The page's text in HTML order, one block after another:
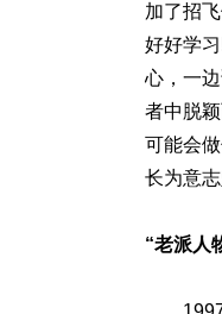
加了招
好好学
心，一
者中脱
可能会
长为意
“老派人